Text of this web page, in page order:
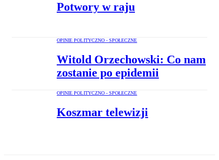
Potwory w raju
OPINIE POLITYCZNO - SPOŁECZNE
Witold Orzechowski: Co nam
zostanie po epidemii
OPINIE POLITYCZNO - SPOŁECZNE
Koszmar telewizji